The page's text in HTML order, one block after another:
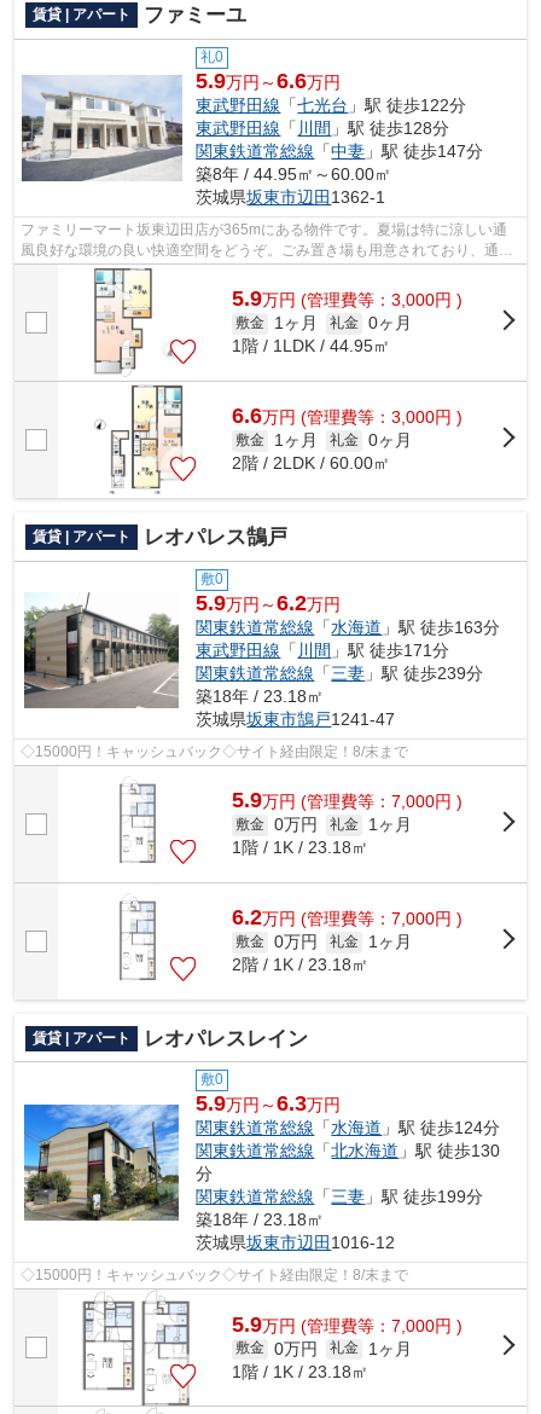
賃貸 | アパート ファミーユ
礼0
5.9万円～6.6万円
東武野田線 「七光台 」駅 徒歩122分
東武野田線 「 川間 」駅 徒歩128分
関東鉄道常総線 「中妻 」駅 徒歩147分
築8年 / 44.95㎡～60.00㎡
茨城県坂東市辺田 1362-1
ファミリーマート坂東辺田店が365mにある物件です。夏場は特に涼しい通
風良好な環境の良い快適空間をどうぞ。ごみ置き場も用意されており、通勤
前などにごみ捨て可能です。こちらの物...
5.9万円 (管理費等：3,000円 )
敷金 1ヶ月 礼金 0ヶ月
1階 / 1LDK / 44.95㎡
6.6万円 (管理費等：3,000円 )
敷金 1ヶ月 礼金 0ヶ月
2階 / 2LDK / 60.00㎡
賃貸 | アパート レオパレス鵠戸
敷0
5.9万円～6.2万円
関東鉄道常総線 「水海道 」駅 徒歩163分
東武野田線 「 川間 」駅 徒歩171分
関東鉄道常総線 「三妻 」駅 徒歩239分
築18年 / 23.18㎡
茨城県坂東市鵠戸1241-47
◇15000円！キャッシュバック◇サイト経由限定！8/末まで
5.9万円 (管理費等：7,000円 )
敷金 0万円 礼金
1ヶ月
1階 / 1K / 23.18㎡
6.2万円 (管理費等：7,000円 )
敷金 0万円 礼金
1ヶ月
2階 / 1K / 23.18㎡
賃貸 | アパート レオパレスレイン
敷0
5.9万円～6.3万円
関東鉄道常総線 「水海道 」駅 徒歩124分
関東鉄道常総線 「北水海道 」駅 徒歩130
分
関東鉄道常総線 「三妻 」駅 徒歩199分
築18年 / 23.18㎡
茨城県坂東市辺田 1016-12
◇15000円！キャッシュバック◇サイト経由限定！8/末まで
5.9万円 (管理費等：7,000円 )
敷金 0万円 礼金
1ヶ月
1階 / 1K / 23.18㎡